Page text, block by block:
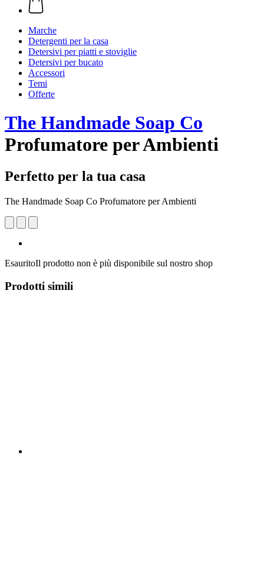
Marche
Detergenti per la casa
Detersivi per piatti e stoviglie
Detersivi per bucato
Accessori
Temi
Offerte
The Handmade Soap Co
Profumatore per Ambienti
Perfetto per la tua casa
The Handmade Soap Co Profumatore per Ambienti
EsauritoIl prodotto non è più disponibile sul nostro shop
Prodotti simili